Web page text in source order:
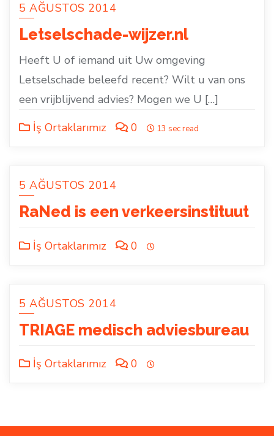
5 AĞUSTOS 2014
Letselschade-wijzer.nl
Heeft U of iemand uit Uw omgeving
Letselschade beleefd recent? Wilt u van ons
een vrijblijvend advies? Mogen we U […]
İş Ortaklarımız
0 13 sec read
5 AĞUSTOS 2014
RaNed is een verkeersinstituut
İş Ortaklarımız 0
5 AĞUSTOS 2014
TRIAGE medisch adviesbureau
İş Ortaklarımız 0